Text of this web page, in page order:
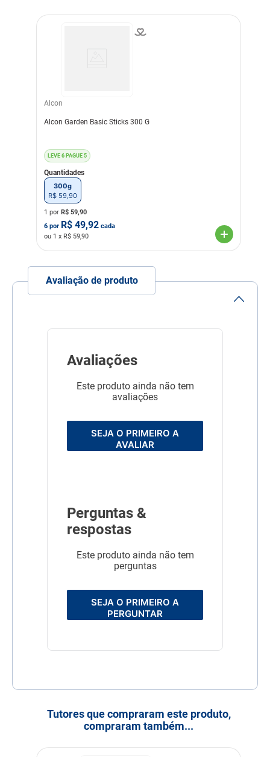
Alcon
Alcon Garden Basic Sticks 300 G
LEVE 6 PAGUE 5
Quantidades
300g
R$ 59 90
1 por R$ 59,90
6 por R$ 49,92 cada
ou 1 x R$ 59,90
Avaliação de produto
Avaliações
Este produto ainda não tem
avaliações
SEJA O PRIMEIRO A
AVALIAR
Perguntas &
respostas
Este produto ainda não tem
perguntas
SEJA O PRIMEIRO A
PERGUNTAR
Tutores que compraram este produto,
compraram também...